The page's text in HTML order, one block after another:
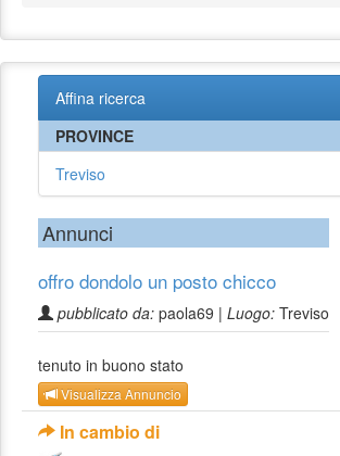
Affina ricerca
PROVINCE
Treviso
Annunci
offro dondolo un posto chicco
pubblicato da: paola69 | Luogo: Treviso
tenuto in buono stato
Visualizza Annuncio
In cambio di